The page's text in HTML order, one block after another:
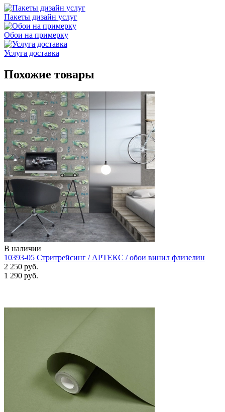
Пакеты дизайн услуг
Обои на примерку
Услуга доставка
Похожие товары
В наличии
10393-05 Стритрейсинг / АРТЕКС / обои винил флизелин
2 250 руб.
1 290 руб.